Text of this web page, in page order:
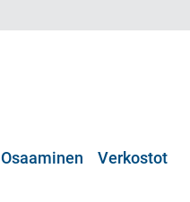
Osaaminen Verkostot